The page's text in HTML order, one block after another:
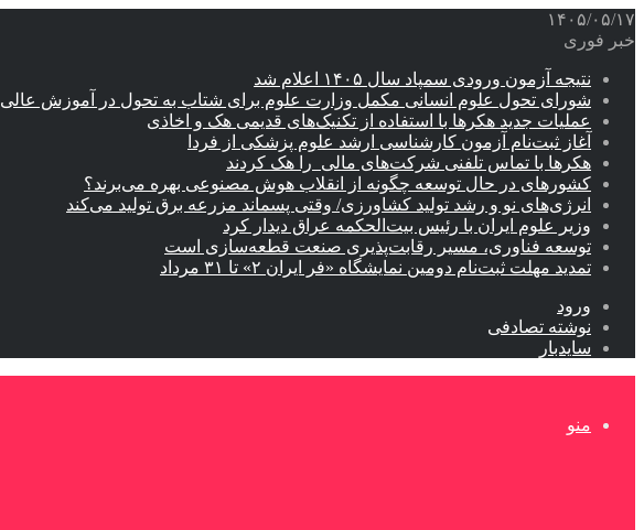
۱۴۰۵/۰۵/۱۷
خبر فوری
نتیجه آزمون ورودی سمپاد سال ۱۴۰۵ اعلام شد
شورای تحول علوم انسانی مکمل وزارت علوم برای شتاب به تحول در آموزش عالی
عملیات جدید هکرها با استفاده از تکنیک‌های قدیمی هک و اخاذی
آغاز ثبت‌نام‌ آزمون کارشناسی ارشد علوم پزشکی از فردا
هکرها با تماس تلفنی شرکت‌های مالی را هک کردند
کشورهای در حال توسعه چگونه از انقلاب هوش مصنوعی بهره می‌برند؟
انرژی‌های نو و رشد تولید کشاورزی/ وقتی پسماند مزرعه‌ برق تولید می‌کند
وزیر علوم ایران با رئیس بیت‌الحکمه عراق دیدار کرد
توسعه فناوری، مسیر رقابت‌پذیری صنعت قطعه‌سازی است
تمدید مهلت ثبت‌نام دومین نمایشگاه «فر ایران ۲» تا ۳۱ مرداد
ورود
نوشته تصادفی
سایدبار
منو